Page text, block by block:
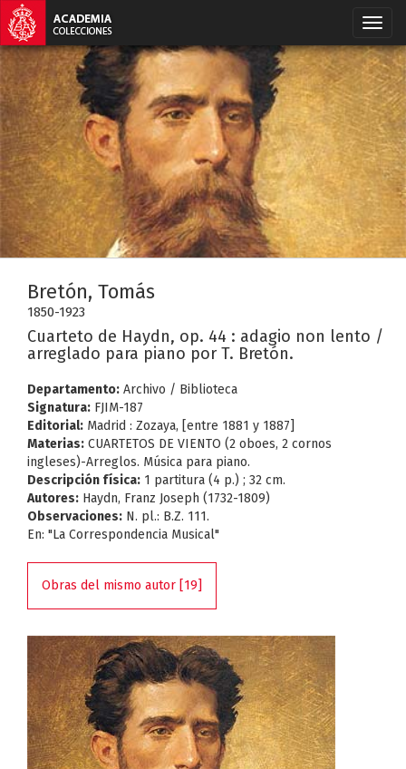
Bretón, Tomás
1850-1923
Cuarteto de Haydn, op. 44 : adagio non lento /
arreglado para piano por T. Bretón.
Departamento: Archivo / Biblioteca
Signatura: FJIM-187
Editorial: Madrid : Zozaya, [entre 1881 y 1887]
Materias: CUARTETOS DE VIENTO (2 oboes, 2 cornos
ingleses)-Arreglos. Música para piano.
Descripción física: 1 partitura (4 p.) ; 32 cm.
Autores: Haydn, Franz Joseph (1732-1809)
Observaciones: N. pl.: B.Z. 111.
En: "La Correspondencia Musical"
Obras del mismo autor [19]